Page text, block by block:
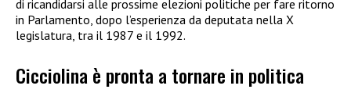
di ricandidarsi alle prossime elezioni politiche per fare ritorno
in Parlamento, dopo l’esperienza da deputata nella X
legislatura, tra il 1987 e il 1992.
Cicciolina è pronta a tornare in politica